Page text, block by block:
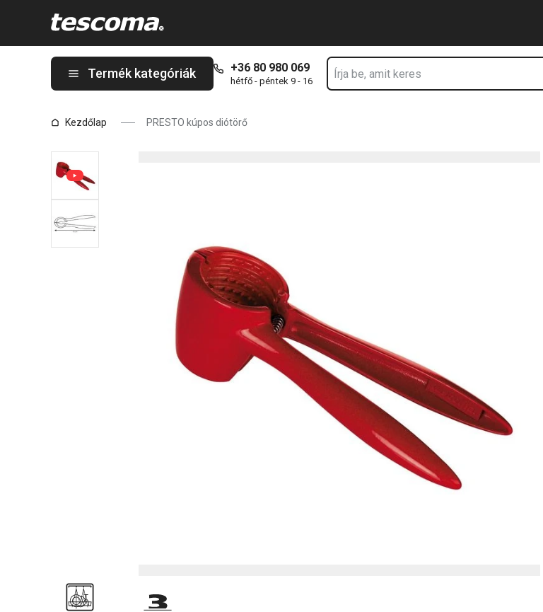
Termék kategóriák +36 80 980 069
hétfő - péntek 9 - 16
Kezdőlap PRESTO kúpos diótörő